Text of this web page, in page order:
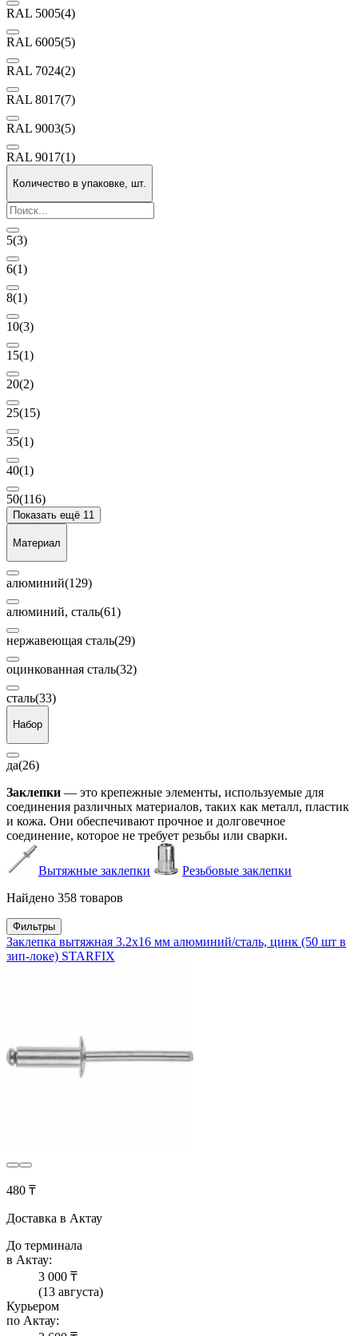
RAL 5005(4)
RAL 6005(5)
RAL 7024(2)
RAL 8017(7)
RAL 9003(5)
RAL 9017(1)
Количество в упаковке, шт.
5(3)
6(1)
8(1)
10(3)
15(1)
20(2)
25(15)
35(1)
40(1)
50(116)
Показать ещё 11
Материал
алюминий(129)
алюминий, сталь(61)
нержавеющая сталь(29)
оцинкованная сталь(32)
сталь(33)
Набор
да(26)
Заклепки — это крепежные элементы, используемые для
соединения различных материалов, таких как металл, пластик
и кожа. Они обеспечивают прочное и долговечное
соединение, которое не требует резьбы или сварки.
Вытяжные заклепки
Резьбовые заклепки
Найдено 358 товаров
Фильтры
Заклепка вытяжная 3.2х16 мм алюминий/сталь, цинк (50 шт в
зип-локе) STARFIX
480 ₸
Доставка в Актау
До терминала
в Актау:
3 000 ₸
(13 августа)
Курьером
по Актау: